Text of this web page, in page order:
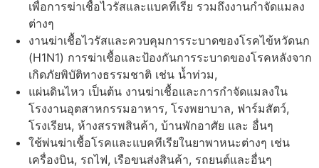
เพื่อการฆ่าเชื้อไวรัสและแบคทีเรีย รวมถึงงานกำจัดแมลง
ต่างๆ
งานฆ่าเชื้อไวรัสและควบคุมการระบาดของโรคไข้หวัดนก
(H1N1) การฆ่าเชื้อและป้องกันการระบาดของโรคหลังจาก
เกิดภัยพิบัติทางธรรมชาติ เช่น น้ำท่วม,
แผ่นดินไหว เป็นต้น งานฆ่าเชื้อและการกำจัดแมลงใน
โรงงานอุตสาหกรรมอาหาร, โรงพยาบาล, ฟาร์มสัตว์,
โรงเรียน, ห้างสรรพสินค้า, บ้านพักอาศัย และ อื่นๆ
ใช้พ่นฆ่าเชื้อโรคและแบคทีเรียในยาพาหนะต่างๆ เช่น
เครื่องบิน, รถไฟ, เรือขนส่งสินค้า, รถยนต์และอื่นๆ